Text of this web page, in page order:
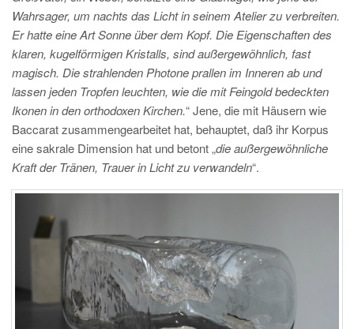
Wahrsager, um nachts das Licht in seinem Atelier zu verbreiten.
Er hatte eine Art Sonne über dem Kopf. Die Eigenschaften des
klaren, kugelförmigen Kristalls, sind außergewöhnlich, fast
magisch. Die strahlenden Photone prallen im Inneren ab und
lassen jeden Tropfen leuchten, wie die mit Feingold bedeckten
Ikonen in den orthodoxen Kirchen.“ Jene, die mit Häusern wie
Baccarat zusammengearbeitet hat, behauptet, daß ihr Korpus
eine sakrale Dimension hat und betont „die außergewöhnliche
Kraft der Tränen, Trauer in Licht zu verwandeln“.